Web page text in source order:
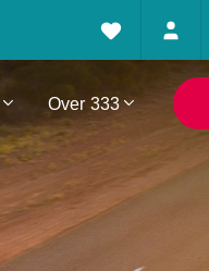
Over 333